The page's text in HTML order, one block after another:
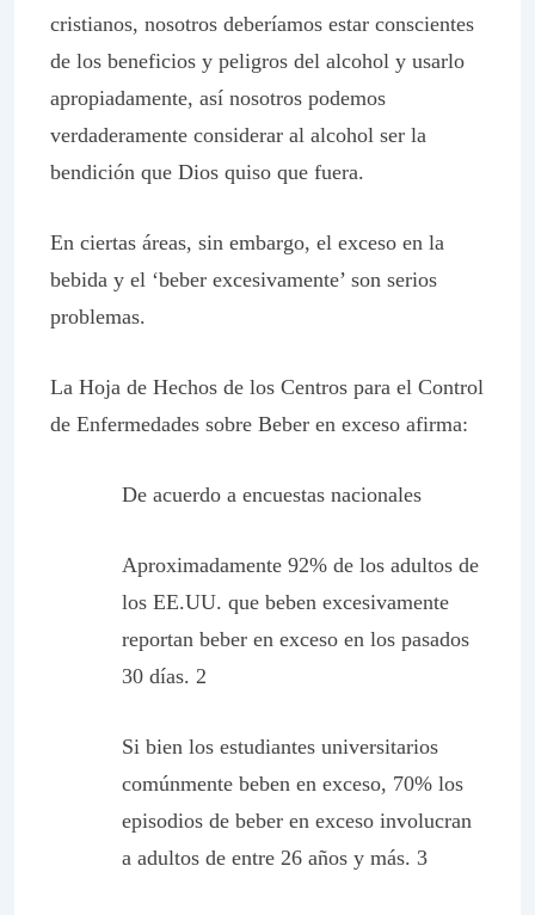
cristianos, nosotros deberíamos estar conscientes
de los beneficios y peligros del alcohol y usarlo
apropiadamente, así nosotros podemos
verdaderamente considerar al alcohol ser la
bendición que Dios quiso que fuera.
En ciertas áreas, sin embargo, el exceso en la
bebida y el ‘beber excesivamente’ son serios
problemas.
La Hoja de Hechos de los Centros para el Control
de Enfermedades sobre Beber en exceso afirma:
De acuerdo a encuestas nacionales
Aproximadamente 92% de los adultos de
los EE.UU. que beben excesivamente
reportan beber en exceso en los pasados
30 días. 2
Si bien los estudiantes universitarios
comúnmente beben en exceso, 70% los
episodios de beber en exceso involucran
a adultos de entre 26 años y más. 3